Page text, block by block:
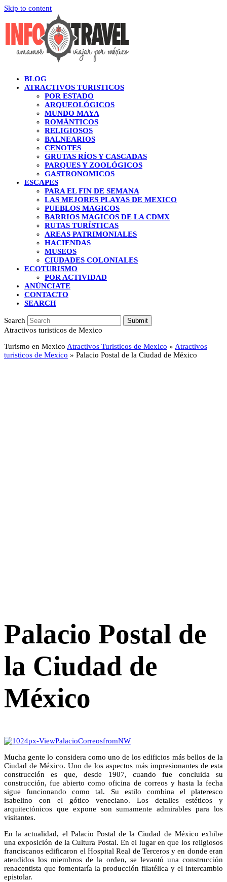
Skip to content
BLOG
ATRACTIVOS TURISTICOS
POR ESTADO
ARQUEOLÓGICOS
MUNDO MAYA
ROMÁNTICOS
RELIGIOSOS
BALNEARIOS
CENOTES
GRUTAS RÍOS Y CASCADAS
PARQUES Y ZOOLÓGICOS
GASTRONOMICOS
ESCAPES
PARA EL FIN DE SEMANA
LAS MEJORES PLAYAS DE MEXICO
PUEBLOS MAGICOS
BARRIOS MAGICOS DE LA CDMX
RUTAS TURÍSTICAS
AREAS PATRIMONIALES
HACIENDAS
MUSEOS
CIUDADES COLONIALES
ECOTURISMO
POR ACTIVIDAD
ANÚNCIATE
CONTACTO
SEARCH
Search Submit
Atractivos turisticos de Mexico
Turismo en Mexico Atractivos Turisticos de Mexico » Atractivos
turisticos de Mexico » Palacio Postal de la Ciudad de México
Palacio Postal de
la Ciudad de
México
Mucha gente lo considera como uno de los edificios más bellos de la
Ciudad de México. Uno de los aspectos más impresionantes de esta
construcción es que, desde 1907, cuando fue concluida su
construcción, fue abierto como oficina de correos y hasta la fecha
sigue funcionando como tal. Su estilo combina el plateresco
isabelino con el gótico veneciano. Los detalles estéticos y
arquitectónicos que expone son sumamente admirables para los
visitantes.
En la actualidad, el Palacio Postal de la Ciudad de México exhibe
una exposición de la Cultura Postal. En el lugar en que los religiosos
franciscanos edificaron el Hospital Real de Terceros y en donde eran
atendidos los miembros de la orden, se levantó una construcción
renacentista que fomentaría la producción filatélica y el intercambio
epistolar.